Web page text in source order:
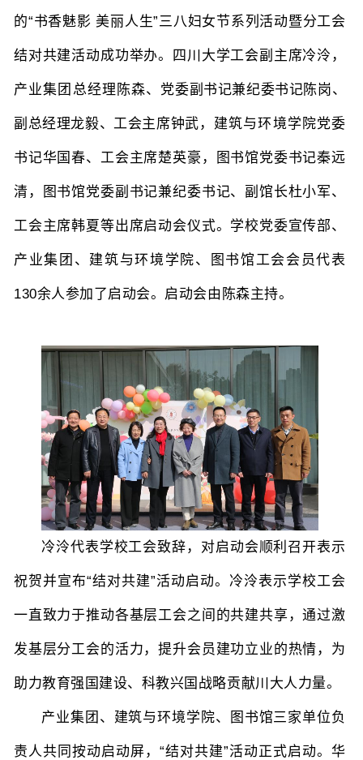
院党委 院行政 院工会 教授委员会
教学科研岗 行政管理岗 教学思政岗 实验教辅岗
本科教育 研究生教育 继续教育
科研概况 学术动态 科研平台 科研办事流程
学生活动 创业就业 奖助学金
材料下载
的“书香魅影 美丽人生”三八妇女节系列活动暨分工会
结对共建活动成功举办。四川大学工会副主席冷泠，
产业集团总经理陈森、 党委副书记兼纪委书记陈岗、
副总经理龙毅、工会主席钟武 ，建筑与环境学院党委
书记华国春、工会主席楚英豪，图书馆党委书记秦远
清 ，图书馆党委副书记兼纪委书记、副馆长杜小军、
工会主席韩夏等出席启动会仪式。学校党委宣传部、
产业集团、建筑与环境学院、图书馆工会会员代表
130余人参加了启动会。启动会由陈森主持。
冷泠代表学校工会致辞，对启动会顺利召开表示
祝贺并宣布“结对共建”活动启动。冷泠表示学校工会
一直致力于推动各基层工会之间的共建共享，通过激
发基层分工会的活力，提升会员建功立业的热情，为
助力教育强国建设、科教兴国战略贡献川大人力量。
产业集团、建筑与环境学院、图书馆三家单位负
责人共同按动启动屏，“结对共建”活动正式启动。华